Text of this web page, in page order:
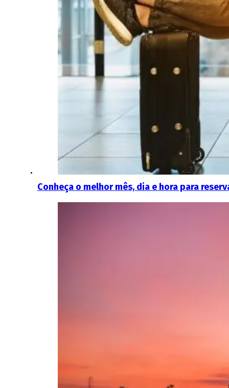
Conheça o melhor mês, dia e hora para